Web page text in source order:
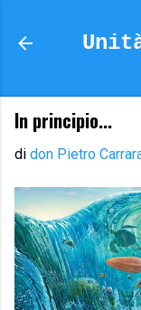
In principio...
di don Pietro